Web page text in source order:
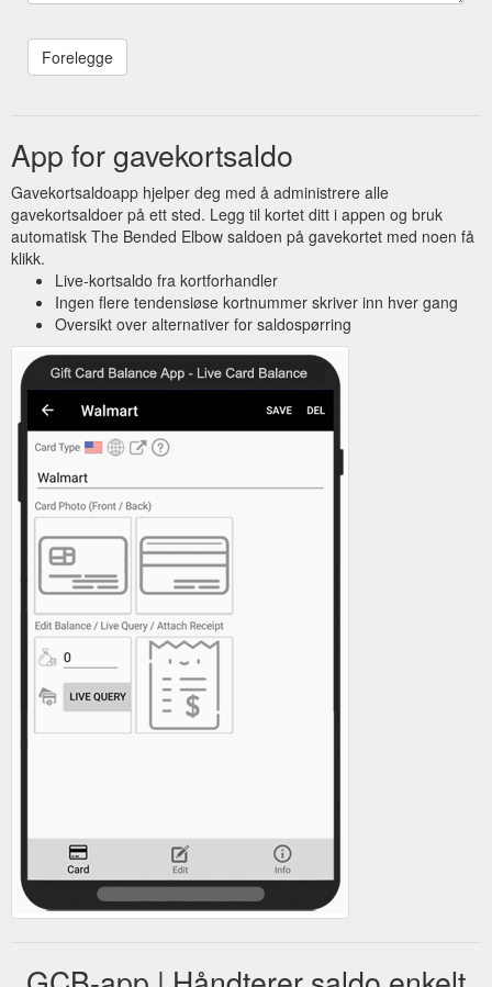
App for gavekortsaldo
Gavekortsaldoapp hjelper deg med å administrere alle
gavekortsaldoer på ett sted. Legg til kortet ditt i appen og bruk
automatisk The Bended Elbow saldoen på gavekortet med noen få
klikk.
Live-kortsaldo fra kortforhandler
Ingen flere tendensiøse kortnummer skriver inn hver gang
Oversikt over alternativer for saldospørring